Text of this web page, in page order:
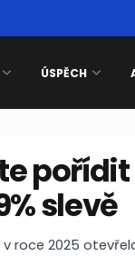
ÚSPĚCH
slevě
roce 2025